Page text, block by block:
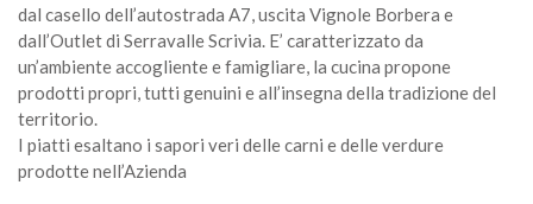
dal casello dell’autostrada A7, uscita Vignole Borbera e
dall’Outlet di Serravalle Scrivia. E’ caratterizzato da
un’ambiente accogliente e famigliare, la cucina propone
prodotti propri, tutti genuini e all’insegna della tradizione del
territorio.
I piatti esaltano i sapori veri delle carni e delle verdure
prodotte nell’Azienda